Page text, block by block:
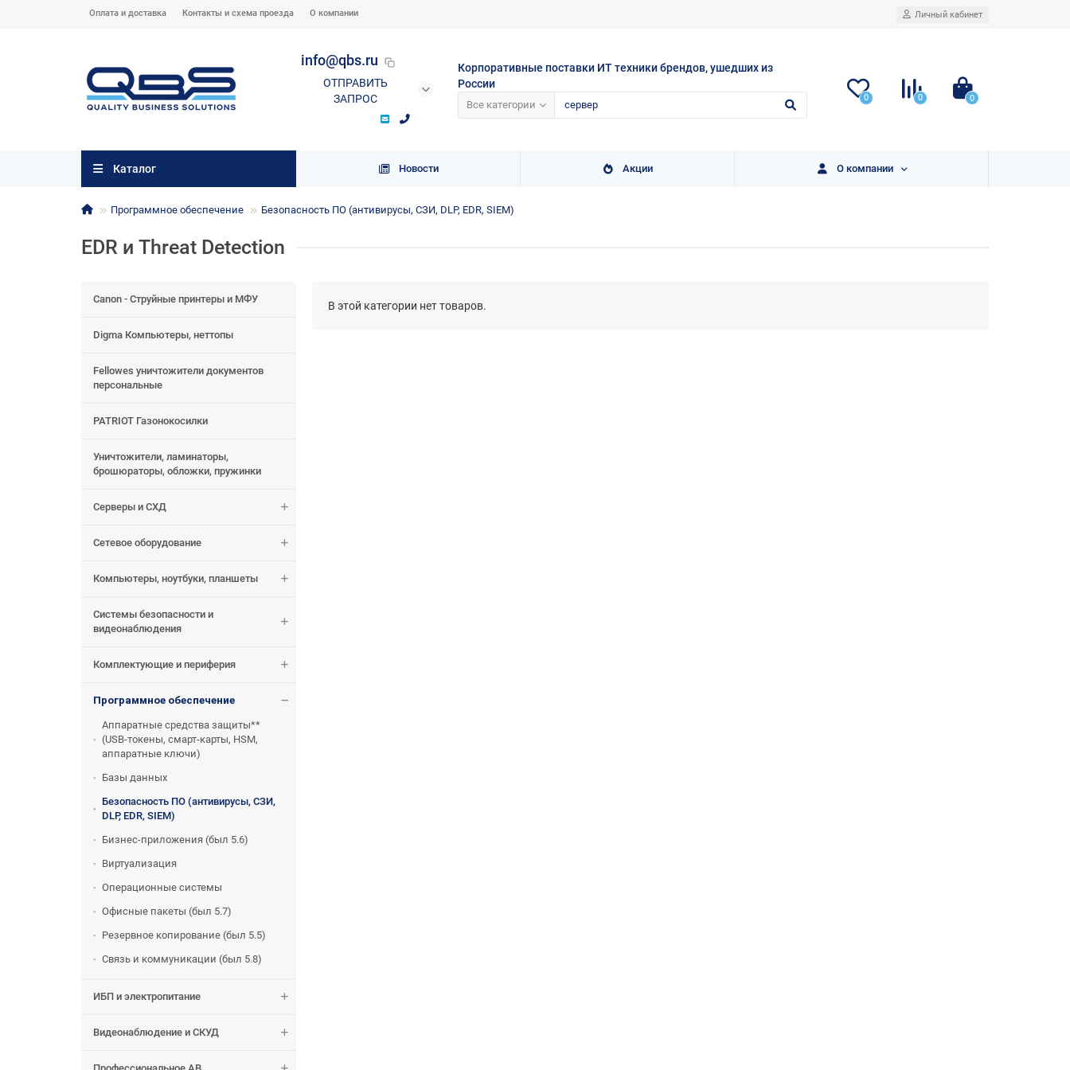
Оплата и доставка Контакты и схема проезда О компании Личный кабинет
Корпоративные поставки ИТ техники брендов, ушедших из
России
Все категории
info@qbs.ru
ОТПРАВИТЬ
ЗАПРОС
0 0 0
Каталог Новости Акции О компании
Программное обеспечение Безопасность ПО (антивирусы, СЗИ, DLP, EDR, SIEM)
EDR и Threat Detection
Canon - Струйные принтеры и МФУ
Digma Компьютеры, неттопы
Fellowes уничтожители документов
персональные
PATRIOT Газонокосилки
Уничтожители, ламинаторы,
брошюраторы, обложки, пружинки
Серверы и СХД
Сетевое оборудование
Компьютеры, ноутбуки, планшеты
Системы безопасности и
видеонаблюдения
Комплектующие и периферия
Программное обеспечение
Аппаратные средства защиты**
(USB-токены, смарт-карты, HSM,
аппаратные ключи)
Базы данных
Безопасность ПО (антивирусы, СЗИ,
DLP, EDR, SIEM)
Бизнес-приложения (был 5.6)
Виртуализация
Операционные системы
Офисные пакеты (был 5.7)
Резервное копирование (был 5.5)
Связь и коммуникации (был 5.8)
ИБП и электропитание
Видеонаблюдение и СКУД
В этой категории нет товаров.